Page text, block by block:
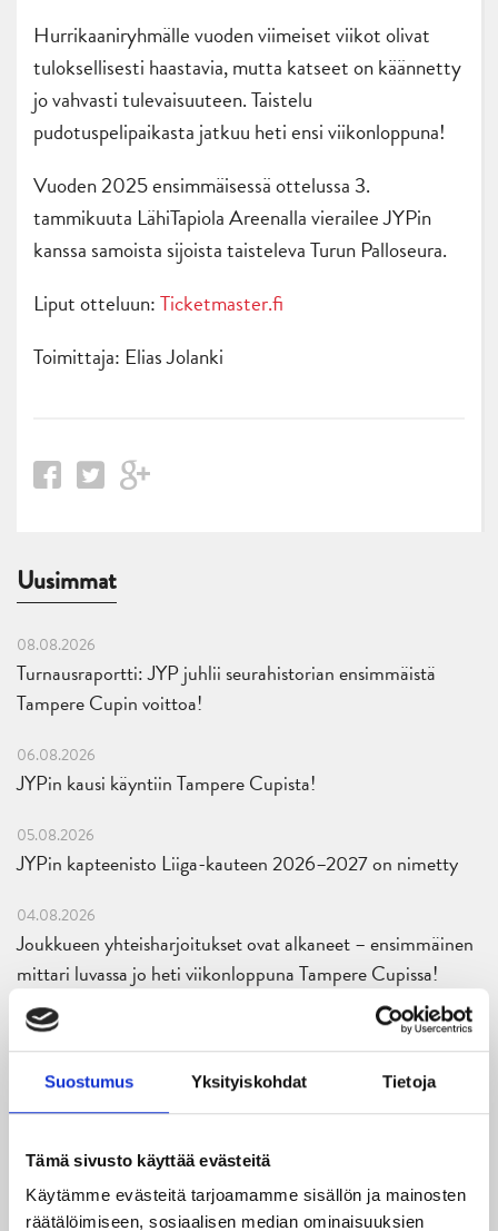
Suostumus Yksityiskohdat Tietoja
Tämä sivusto käyttää evästeitä
Käytämme evästeitä tarjoamamme sisällön ja mainosten
räätälöimiseen, sosiaalisen median ominaisuuksien
Hurrikaaniryhmälle vuoden viimeiset viikot olivat
tuloksellisesti haastavia, mutta katseet on käännetty
jo vahvasti tulevaisuuteen. Taistelu
pudotuspelipaikasta jatkuu heti ensi viikonloppuna!
Vuoden 2025 ensimmäisessä ottelussa 3.
tammikuuta LähiTapiola Areenalla vierailee JYPin
kanssa samoista sijoista taisteleva Turun Palloseura.
Liput otteluun:Ticketmaster.fi
Toimittaja: Elias Jolanki
Uusimmat
08.08.2026
Turnausraportti: JYP juhlii seurahistorian ensimmäistä
Tampere Cupin voittoa!
06.08.2026
JYPin kausi käyntiin Tampere Cupista!
05.08.2026
JYPin kapteenisto Liiga-kauteen 2026–2027 on nimetty
04.08.2026
Joukkueen yhteisharjoitukset ovat alkaneet – ensimmäinen
mittari luvassa jo heti viikonloppuna Tampere Cupissa!
29.07.2026
JYPin harjoitusottelut tulevalle 2026-2027 kaudelle on
julkaistu!
Ruotsalaishyökkääjä Arvid Costmar JYPiin
25.06.2026